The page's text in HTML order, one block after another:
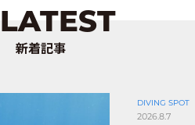
LATEST
新着記事
DIVING SPOT
2026.8.7